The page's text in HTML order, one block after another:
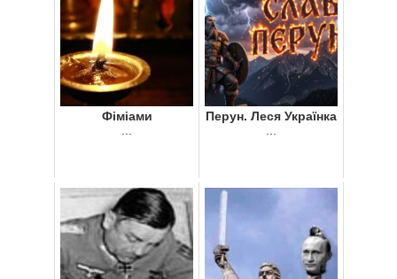
Фіміами
...
Перун. Леся Українка
...